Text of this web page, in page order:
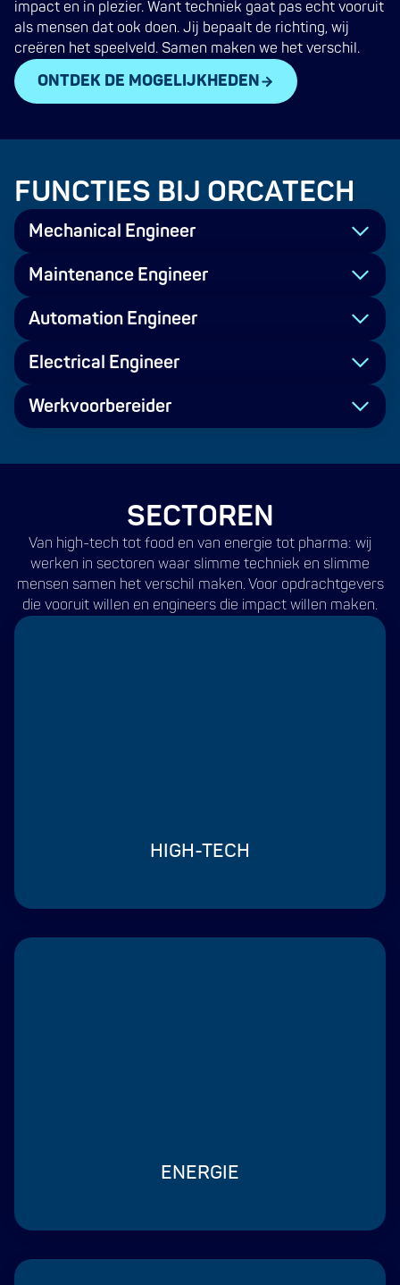
impact en in plezier. Want techniek gaat pas echt vooruit
als mensen dat ook doen. Jij bepaalt de richting, wij
creëren het speelveld. Samen maken we het verschil.
ONTDEK DE MOGELIJKHEDEN
FUNCTIES BIJ ORCATECH
Mechanical Engineer
Maintenance Engineer
Automation Engineer
Electrical Engineer
Werkvoorbereider
SECTOREN
Van high-tech tot food en van energie tot pharma: wij
werken in sectoren waar slimme techniek en slimme
mensen samen het verschil maken. Voor opdrachtgevers
die vooruit willen en engineers die impact willen maken.
HIGH-TECH
ENERGIE